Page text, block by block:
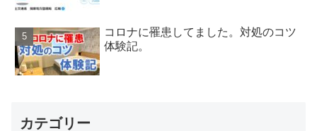
コロナに罹患してました。対処のコツ
体験記。
カテゴリー